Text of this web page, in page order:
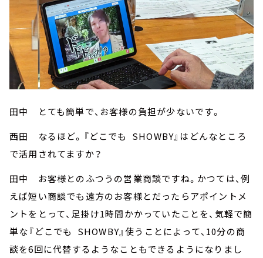
田中 とても簡単で、お客様の負担が少ないです。
西田 なるほど。『どこでも SHOWBY』はどんなところ
で活用されてますか？
田中 お客様とのふつうの営業商談ですね。かつては、例
えば短い商談でも遠方のお客様とだったらアポイントメ
ントをとって、足掛け1時間かかっていたことを、気軽で簡
単な『どこでも SHOWBY』使うことによって、10分の商
談を6回に代替するようなこともできるようになりまし